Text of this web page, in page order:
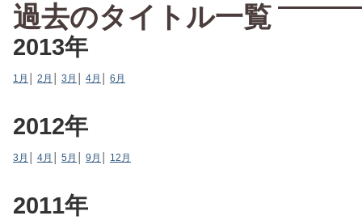
過去のタイトル一覧
2013年
1月 2月 3月 4月 6月
2012年
3月 4月 5月 9月 12月
2011年